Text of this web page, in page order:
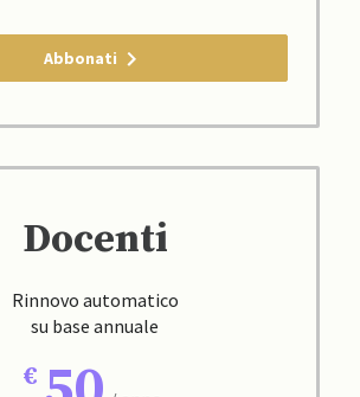
Abbonati
Docenti
Rinnovo automatico
su base annuale